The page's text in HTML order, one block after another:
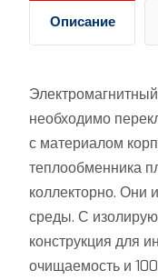
Описание
необходимо
с материалом
теплообменника
коллекторно. Они
среды. С
конструкция для
очищаемость и